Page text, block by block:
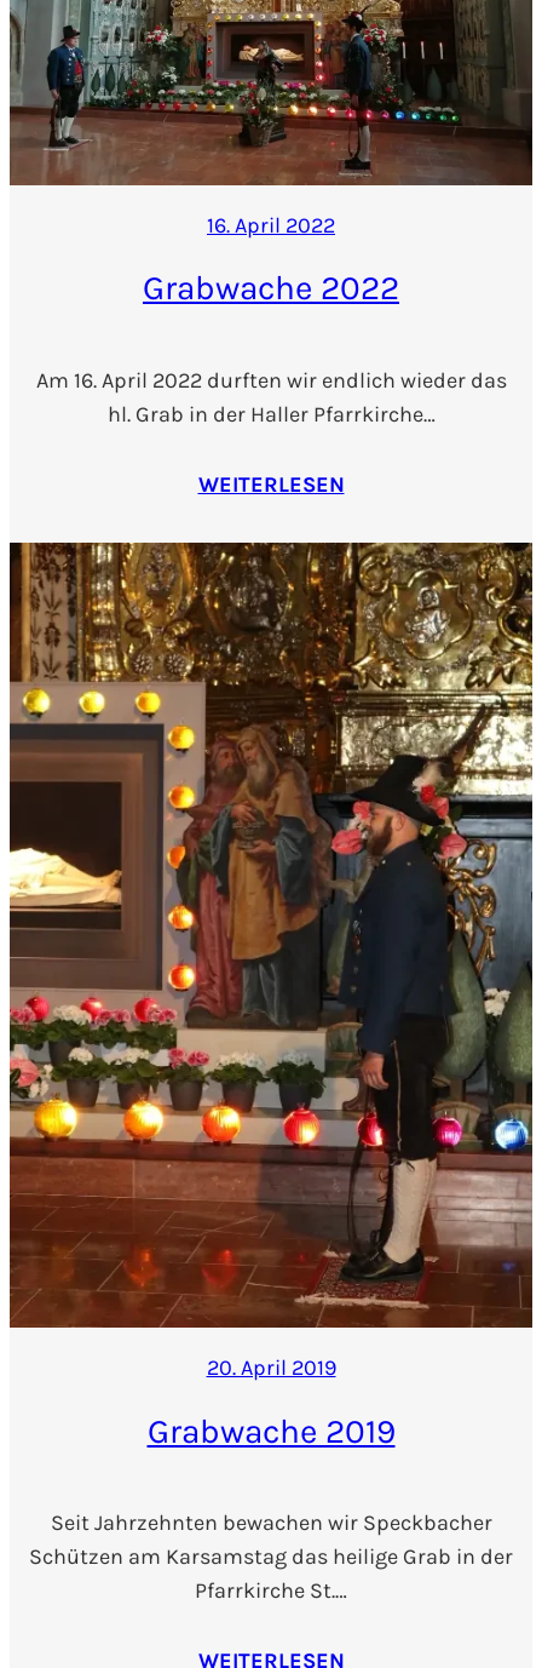
16. April 2022
Grabwache 2022
Am 16. April 2022 durften wir endlich wieder das
hl. Grab in der Haller Pfarrkirche…
WEITERLESEN
20. April 2019
Grabwache 2019
Seit Jahrzehnten bewachen wir Speckbacher
Schützen am Karsamstag das heilige Grab in der
Pfarrkirche St.…
WEITERLESEN